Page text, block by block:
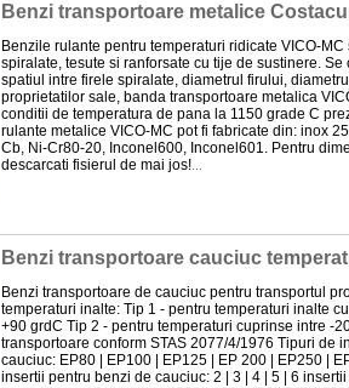
Benzi transportoare metalice
Benzile rulante pentru temperaturi ridicate VICO-
spiralate, tesute si ranforsate cu tije de sustinere. Se
spatiul intre firele spiralate, diametrul firului,
proprietatilor sale, banda transportoare metalica
conditii de temperatura de pana la 1150 grade C
rulante metalice VICO-MC pot fi fabricate din: inox
Cb, Ni-Cr80-20, Inconel600, Inconel601. Pentru
descarcati fisierul de mai jos!
Benzi transportoare cauciuc
Benzi transportoare de cauciuc pentru transportul
temperaturi inalte: Tip 1 - pentru temperaturi inalte
+90 grdC Tip 2 - pentru temperaturi cuprinse intre -
transportoare conform STAS 2077/4/1976 Tipuri de
cauciuc: EP80 | EP100 | EP125 | EP 200 | EP250 |
insertii pentru benzi de cauciuc: 2 | 3 | 4 | 5 | 6